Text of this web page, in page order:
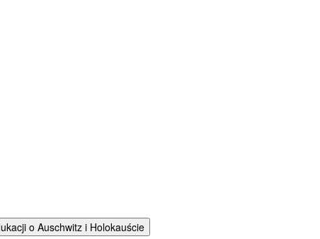
o Auschwitz i Holokauście